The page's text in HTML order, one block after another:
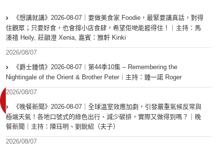
《想講就講》2026-08-07｜要做美食家 Foodie，最緊要講真話，對得
住觀眾；只要好食，也會撐小店食肆，希望佢哋能捱得住！｜主持：馬
溱禧 Heily, 莊韻澄 Xenia, 嘉賓：雅軒 Kinki
2026/08/07
《爵士鍾情》2026-08-07︱第44季10集 – Remembering the
Nightingale of the Orient & Brother Peter︱主持：鍾一諾 Roger
2026/08/07
《晚餐新聞》2026-08-07｜全球溫室效應加劇，引發嚴重氣候反常與
極端天氣！各地口號式的綠色出行、減少碳排，實際又做得到嗎？｜晚
餐新聞｜主持：陳珏明、劉銳紹（夫子）
2026/08/07